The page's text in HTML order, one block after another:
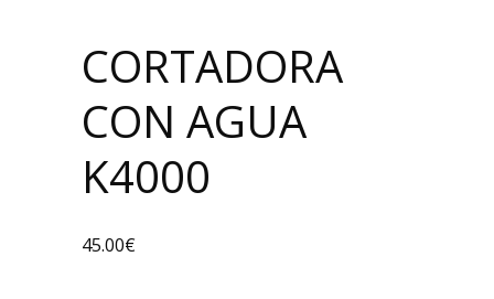
CORTADORA
CON AGUA
K4000
45.00€